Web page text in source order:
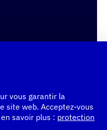
vous garantir la
site web. Acceptez-vous
savoir plus : protection